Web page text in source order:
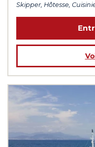
Skipper, Hôtesse,